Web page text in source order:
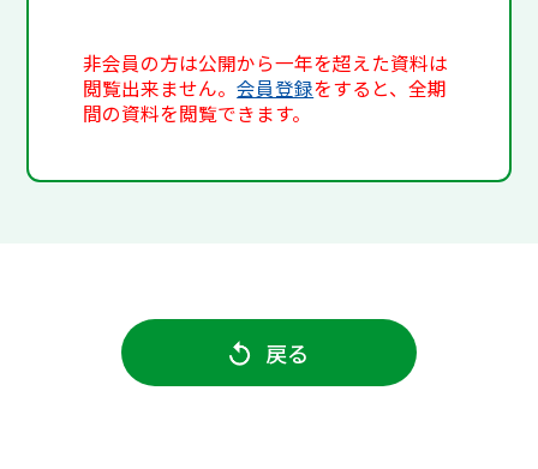
非会員の方は公開から一年を超えた資料は
閲覧出来ません。会員登録をすると、全期
間の資料を閲覧できます。
戻る